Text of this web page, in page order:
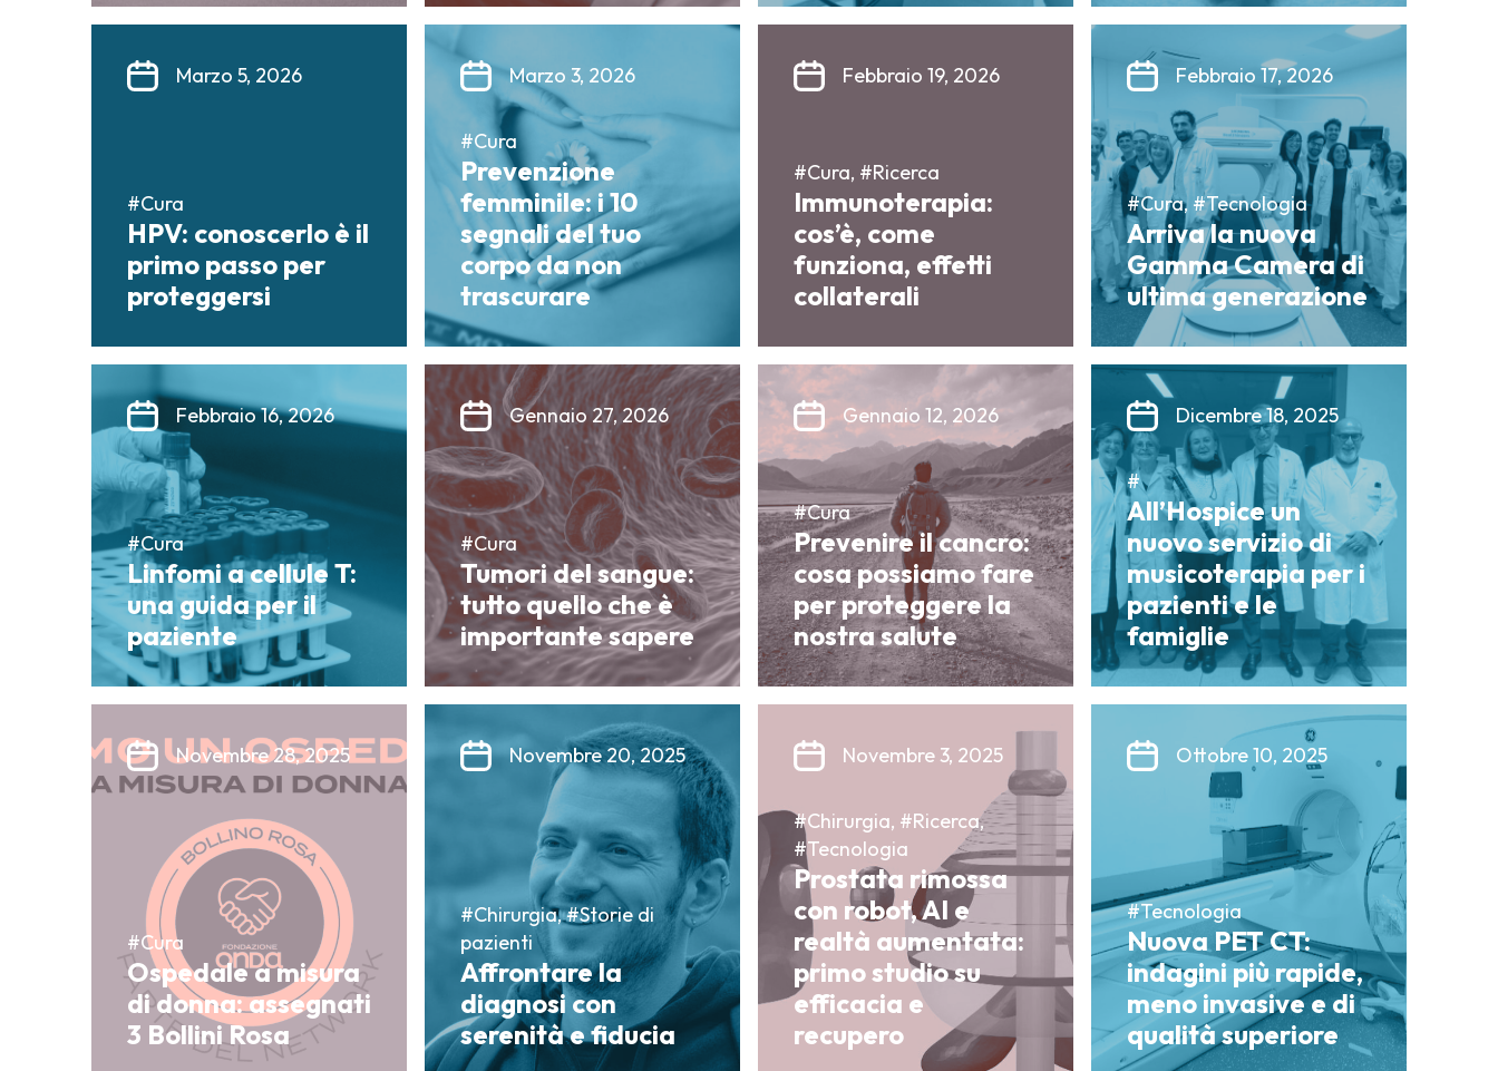
Marzo 5, 2026
#Cura
HPV: conoscerlo è il
primo passo per
proteggersi
Marzo 3, 2026
#Cura
Prevenzione
femminile: i 10
segnali del tuo
corpo da non
trascurare
Febbraio 19, 2026
#Cura, #Ricerca
Immunoterapia:
cos’è, come
funziona, effetti
collaterali
Febbraio 17, 2026
#Cura, #Tecnologia
Arriva la nuova
Gamma Camera di
ultima generazione
Febbraio 16, 2026
#Cura
Linfomi a cellule T:
una guida per il
paziente
Gennaio 27, 2026
#Cura
Tumori del sangue:
tutto quello che è
importante sapere
Gennaio 12, 2026
#Cura
Prevenire il cancro:
cosa possiamo fare
per proteggere la
nostra salute
Dicembre 18, 2025
#
All’Hospice un
nuovo servizio di
musicoterapia per i
pazienti e le
famiglie
Novembre 28, 2025
#Cura
Ospedale a misura
di donna: assegnati
3 Bollini Rosa
Novembre 20, 2025
#Chirurgia, #Storie di
pazienti
Affrontare la
diagnosi con
serenità e fiducia
Novembre 3, 2025
#Chirurgia, #Ricerca,
#Tecnologia
Prostata rimossa
con robot, AI e
realtà aumentata:
primo studio su
efficacia e
recupero
Ottobre 10, 2025
#Tecnologia
Nuova PET CT:
indagini più rapide,
meno invasive e di
qualità superiore